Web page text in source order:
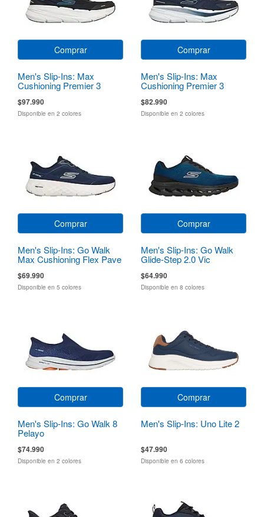
Comprar
Men's Slip-Ins: Max
Cushioning Premier 3
$97.990
Disponible en 2 colores
Comprar
Men's Slip-Ins: Max
Cushioning Premier 3
$82.990
Disponible en 2 colores
Comprar
Men's Slip-Ins: Go Walk
Max Cushioning Flex Pave
$69.990
Disponible en 5 colores
Comprar
Men's Slip-Ins: Go Walk
Glide-Step 2.0 Vic
$64.990
Disponible en 8 colores
Comprar
Men's Slip-Ins: Go Walk 8
Pelayo
$74.990
Disponible en 2 colores
Comprar
Men's Slip-Ins: Uno Lite 2
$47.990
Disponible en 6 colores